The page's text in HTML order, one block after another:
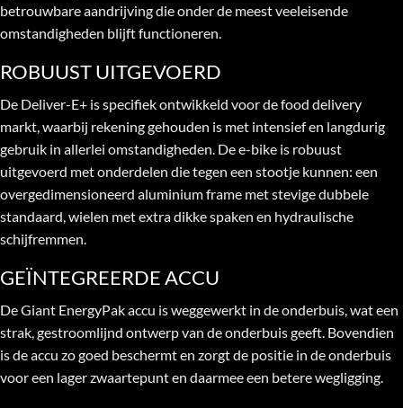
betrouwbare aandrijving die onder de meest veeleisende
omstandigheden blijft functioneren.
ROBUUST UITGEVOERD
De Deliver-E+ is specifiek ontwikkeld voor de food delivery
markt, waarbij rekening gehouden is met intensief en langdurig
gebruik in allerlei omstandigheden. De e-bike is robuust
uitgevoerd met onderdelen die tegen een stootje kunnen: een
overgedimensioneerd aluminium frame met stevige dubbele
standaard, wielen met extra dikke spaken en hydraulische
schijfremmen.
GEÏNTEGREERDE ACCU
De Giant EnergyPak accu is weggewerkt in de onderbuis, wat een
strak, gestroomlijnd ontwerp van de onderbuis geeft. Bovendien
is de accu zo goed beschermt en zorgt de positie in de onderbuis
voor een lager zwaartepunt en daarmee een betere wegligging.